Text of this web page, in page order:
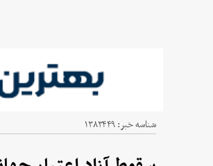
شناسه خبر:۱۳۸۳۴۴۹